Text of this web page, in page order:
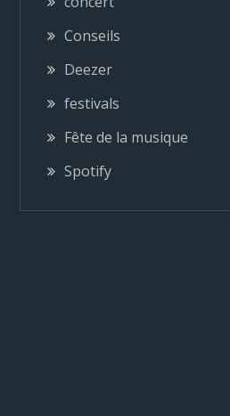
o
n
d
e
Conseils
Deezer
festivals
Fête de la musique
Spotify